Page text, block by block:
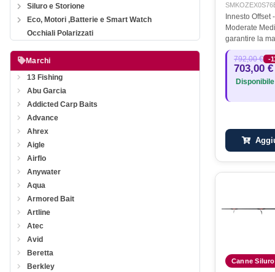
Siluro e Storione
Eco, Motori ,Batterie e Smart Watch
Occhiali Polarizzati
Marchi
13 Fishing
Abu Garcia
Addicted Carp Baits
Advance
Ahrex
Aigle
Airflo
Anywater
Aqua
Armored Bait
Artline
Atec
Avid
Beretta
Berkley
Innesto Offset
Moderate
garantire la
equamente su
Blue Fin
Fin Tuna, GT
792,00 € -
703,00 €
Disponibile
Canne Siluro